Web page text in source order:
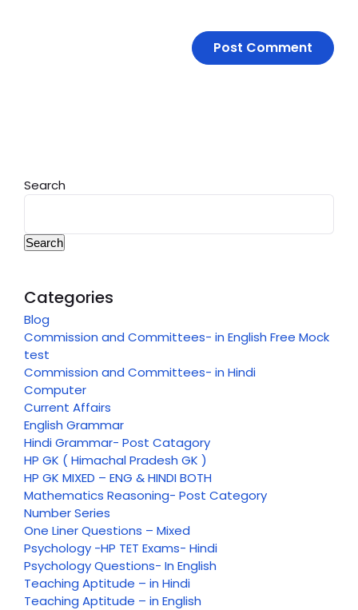
Search
Search
Categories
Blog
Commission and Committees- in English Free Mock
test
Commission and Committees- in Hindi
Computer
Current Affairs
English Grammar
Hindi Grammar- Post Catagory
HP GK ( Himachal Pradesh GK )
HP GK MIXED – ENG & HINDI BOTH
Mathematics Reasoning- Post Category
Number Series
One Liner Questions – Mixed
Psychology -HP TET Exams- Hindi
Psychology Questions- In English
Teaching Aptitude – in Hindi
Teaching Aptitude – in English